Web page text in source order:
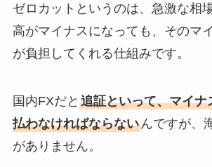
ゼロカットというのは、急激な相
高がマイナスになっても、そのマ
が負担してくれる仕組みです。
国内FXだと 追証といって、マイナ
払わなければならないんですが、
がありません。